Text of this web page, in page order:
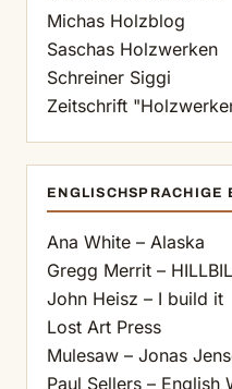
Michas Holzblog
Saschas Holzwerken
Schreiner Siggi
Zeitschrift
ENGLISCHSPRACHIGE
Ana White – Alaska
Gregg Merrit –
John Heisz – I build it
Lost Art Press
Mulesaw – Jonas
Paul Sellers – English